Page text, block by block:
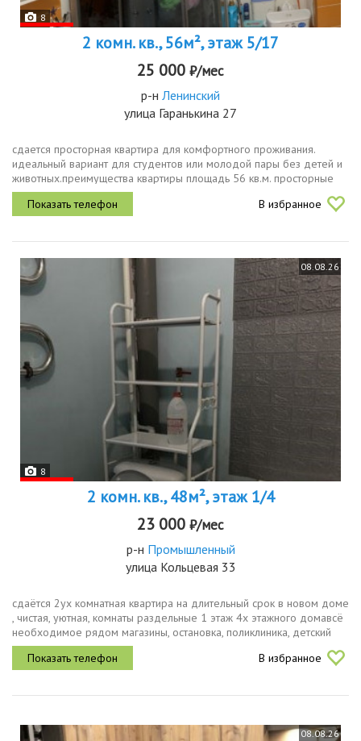
8
2 комн. кв., 56м², этаж 5/17
25 000 ₽/мес
р-н Ленинский
улица Гаранькина 27
сдается просторная квартира для комфортного проживания.
идеальный вариант для студентов или молодой пары без детей и
животных.преимущества квартиры площадь 56 кв.м. просторные
комнаты, мебель и техника полностью меблирована удобные
шкафы, кровать,...
В избранное
08.08.26
8
2 комн. кв., 48м², этаж 1/4
23 000 ₽/мес
р-н Промышленный
улица Кольцевая 33
сдаётся 2ух комнатная квартира на длительный срок в новом доме
, чистая, уютная, комнаты раздельные 1 этаж 4х этажного домавсё
необходимое рядом магазины, остановка, поликлиника, детский
сад, школав квартире есть мебель,из техники холодильник,...
В избранное
08.08.26